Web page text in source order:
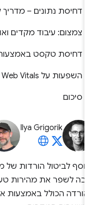
דחיסת נתונים – מדריך
צמצום: עיבוד מקדים
דחיסת טקסט באמצעות
השפעות על Core Web Vitals
סיכום
Ilya Grigorik
לביטול הורדות של
לשפר את מהירות
הכולל באמצעות